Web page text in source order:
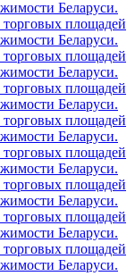
Беларуси.
площадей
Беларуси.
площадей
Беларуси.
площадей
Беларуси.
площадей
Беларуси.
площадей
Беларуси.
площадей
Беларуси.
площадей
Беларуси.
площадей
Беларуси.